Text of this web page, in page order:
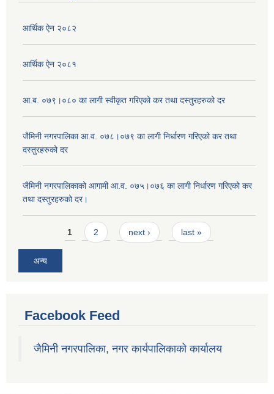
आर्थिक ऐन २०८२
आर्थिक ऐन २०८१
आ.ब. ०७९।०८० का लागी स्वीकृत गरिएको कर तथा दस्तुरहरुको दर
जैमिनी नगरपालिका आ.व. ०७८।०७९ का लागी निर्धारण गरिएको कर तथा
दस्तुरहरुको दर
जैमिनी नगरपालिकाको आगामी आ.व. ०७५।०७६ का लागी निर्धारण गरिएको कर
तथा दस्तुरहरुको दर।
Pages1 2 next › last »
अन्य
Facebook Feed
जैमिनी नगरपालिका, नगर कार्यपालिकाको कार्यालय